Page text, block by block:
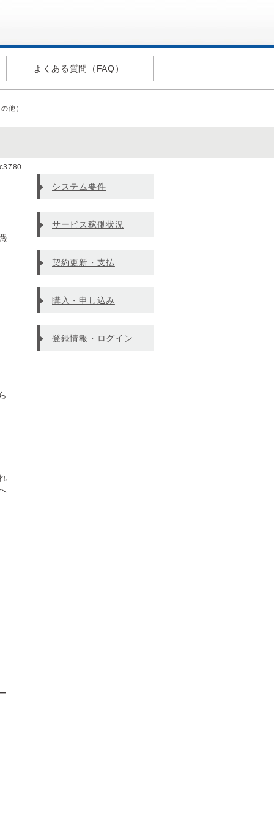
よくある質問（FAQ）
他）
システム要件
サービス稼働状況
契約更新・支払
購入・申し込み
登録情報・ログイン